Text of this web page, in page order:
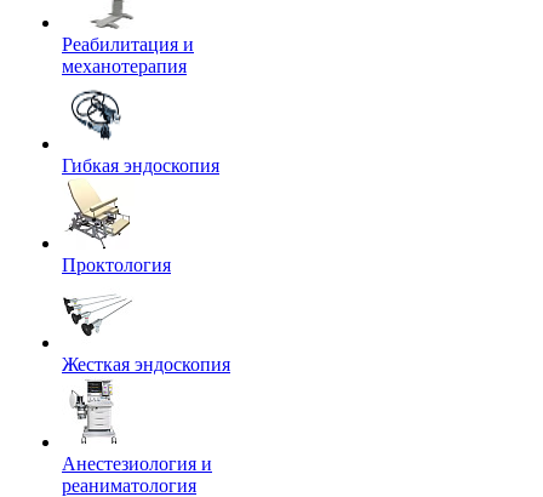
Реабилитация и
механотерапия
Гибкая эндоскопия
Проктология
Жесткая эндоскопия
Анестезиология и
реаниматология